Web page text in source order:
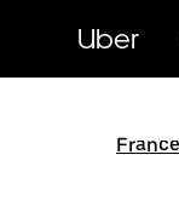
principal
Uber
France